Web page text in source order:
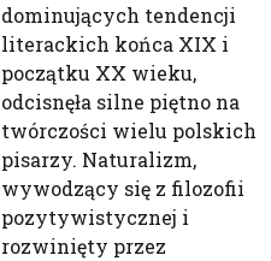
dominujących tendencji
literackich końca XIX i
początku XX wieku,
odcisnęła silne piętno na
twórczości wielu polskich
pisarzy. Naturalizm,
wywodzący się z filozofii
pozytywistycznej i
rozwinięty przez